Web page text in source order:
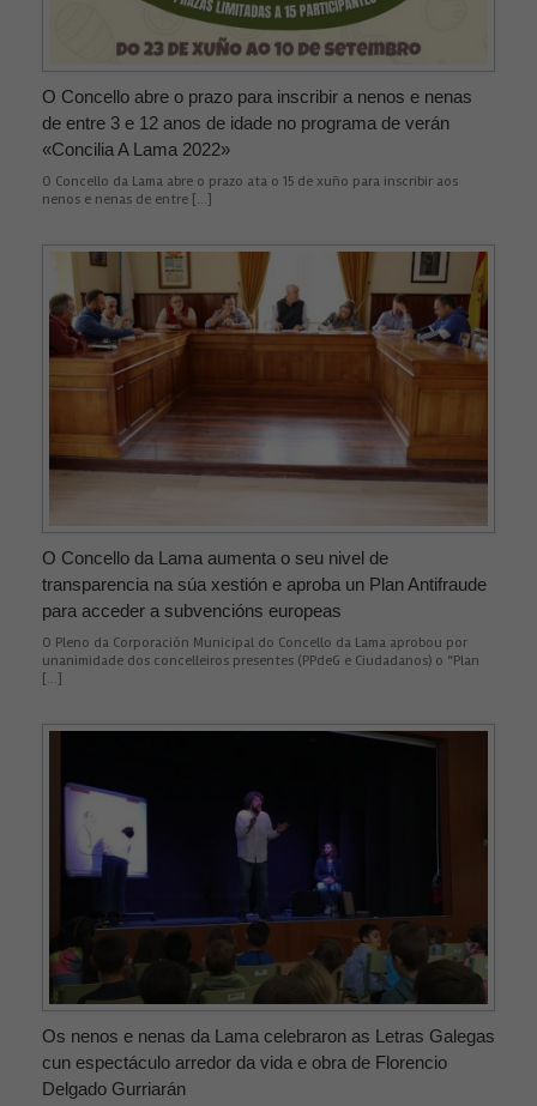
O Concello abre o prazo para inscribir a nenos e nenas
de entre 3 e 12 anos de idade no programa de verán
«Concilia A Lama 2022»
O Concello da Lama abre o prazo ata o 15 de xuño para inscribir aos
nenos e nenas de entre […]
O Concello da Lama aumenta o seu nivel de
transparencia na súa xestión e aproba un Plan Antifraude
para acceder a subvencións europeas
O Pleno da Corporación Municipal do Concello da Lama aprobou por
unanimidade dos concelleiros presentes (PPdeG e Ciudadanos) o “Plan
[…]
Os nenos e nenas da Lama celebraron as Letras Galegas
cun espectáculo arredor da vida e obra de Florencio
Delgado Gurriarán